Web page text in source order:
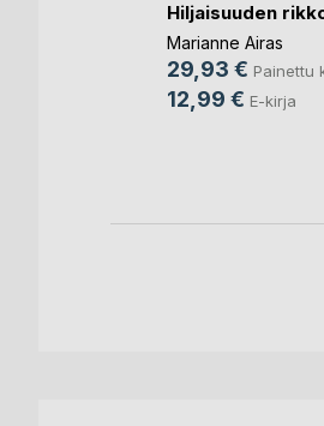
Hiljaisuuden
Marianne Airas
29,93 € Painettu
12,99 € E-kirja